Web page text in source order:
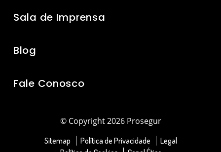
Sala de Imprensa
Blog
Fale Conosco
© Copyright 2026 Prosegur
Sitemap Política de Privacidade
Legal